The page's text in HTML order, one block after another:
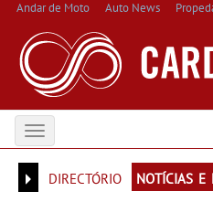
Andar de Moto Auto News
Toggle
navigation
directório notícias e